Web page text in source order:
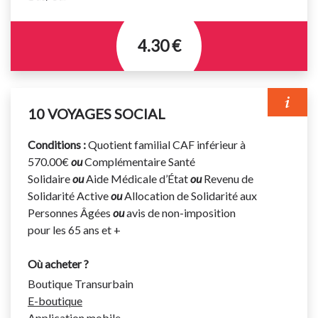
4.30 €
Titre permettant d’effectuer un nombre illimités de
voyages le jour de sa validation.
régulières interurbaines suivantes : 310 et 711 à 720.
Votre titre de transport doit être validé à chaque
montée dans le bus même en correspondance.
10 VOYAGES SOCIAL
Conditions :Quotient familial CAF inférieur à
570.00€ ouComplémentaire Santé
SolidaireouAide Médicale d’ÉtatouRevenu de
Solidarité ActiveouAllocation de Solidarité aux
Personnes Âgées ouavis de non-imposition
pour les 65 ans et +
Où acheter ?
Boutique Transurbain
E-boutique